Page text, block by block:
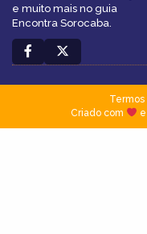
e muito mais no guia
Encontra Sorocaba.
Termos|
Criado com
e